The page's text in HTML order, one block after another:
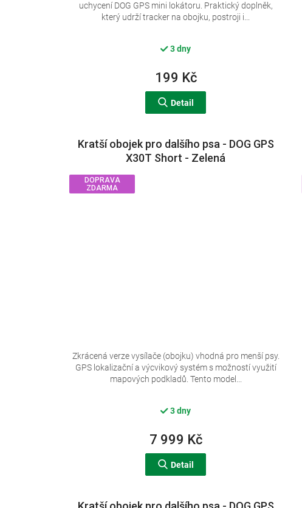
3 dny
199 Kč
Detail
uchycení DOG GPS mini lokátoru. Praktický doplněk,
který udrží tracker na obojku, postroji i...
DOPRAVA
ZDARMA
Kratší obojek pro dalšího psa - DOG GPS
X30T Short - Zelená
3 dny
7 999 Kč
Detail
Zkrácená verze vysílače (obojku) vhodná pro menší psy.
GPS lokalizační a výcvikový systém s možností využití
mapových podkladů. Tento model...